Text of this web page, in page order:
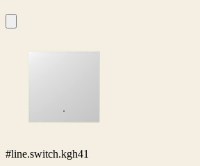
#line.switch.kgh41